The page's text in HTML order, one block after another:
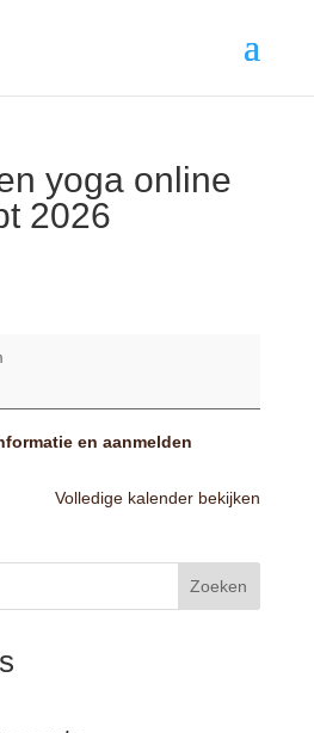
yoga online
2026
en aanmelden
Volledige kalender bekijken
Zoeken